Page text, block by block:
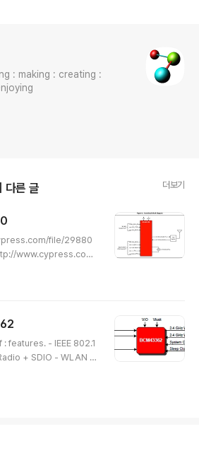
다른 글 더보기
file/29880
www.cypress.com/
280 ///796.
features. - IEEE 802.1
+ SDIO - WLAN p
v2.0 50MHz, 4bit and
280 ///795.